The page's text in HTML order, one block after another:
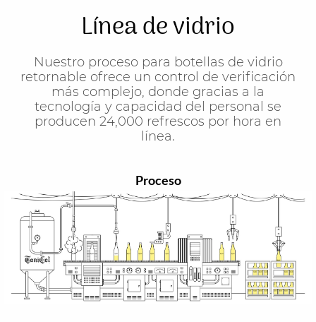
Línea de vidrio
Nuestro proceso para botellas de vidrio
retornable ofrece un control de verificación
más complejo, donde gracias a la
tecnología y capacidad del personal se
producen 24,000 refrescos por hora en
línea.
Proceso